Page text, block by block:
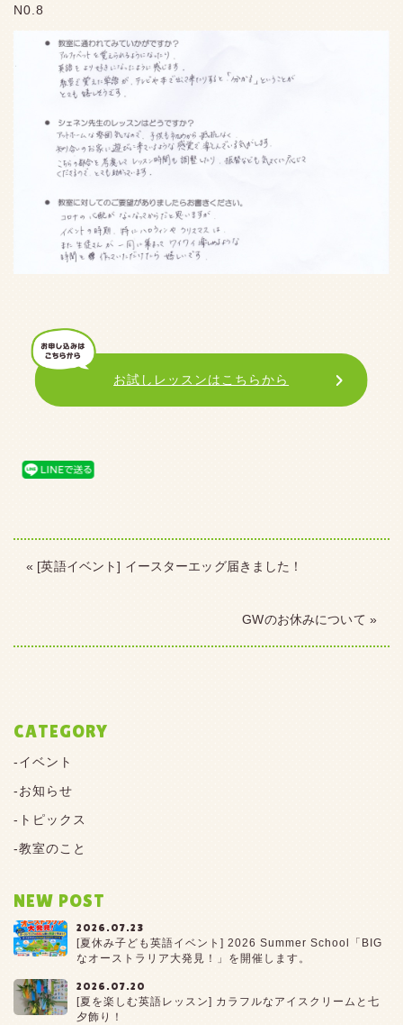
N0.8
お試しレッスンはこちらから
« [英語イベント] イースターエッグ届きました！
GWのお休みについて »
CATEGORY
イベント
お知らせ
トピックス
教室のこと
NEW POST
2026.07.23
[夏休み子ども英語イベント] 2026 Summer School「BIG
なオーストラリア大発見！」を開催します。
2026.07.20
[夏を楽しむ英語レッスン] カラフルなアイスクリームと七
夕飾り！